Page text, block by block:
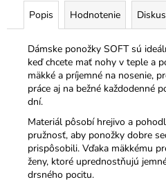
Popis Hodnotenie
Dámske ponožky SOFT sú
keď chcete mať nohy v teple a
mäkké a príjemné na nosenie,
práce aj na bežné každodenné
dní.
Materiál pôsobí hrejivo a
pružnosť, aby ponožky dobre
prispôsobili. Vďaka mäkkému
ženy, ktoré uprednostňujú
drsného pocitu.
2
PELA
€1,91